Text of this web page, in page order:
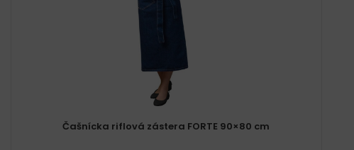
Čašnícka riflová zástera FORTE 90×80 cm